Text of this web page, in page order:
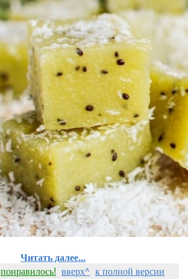
Читать далее...
понравилось! вверх^ к полной версии